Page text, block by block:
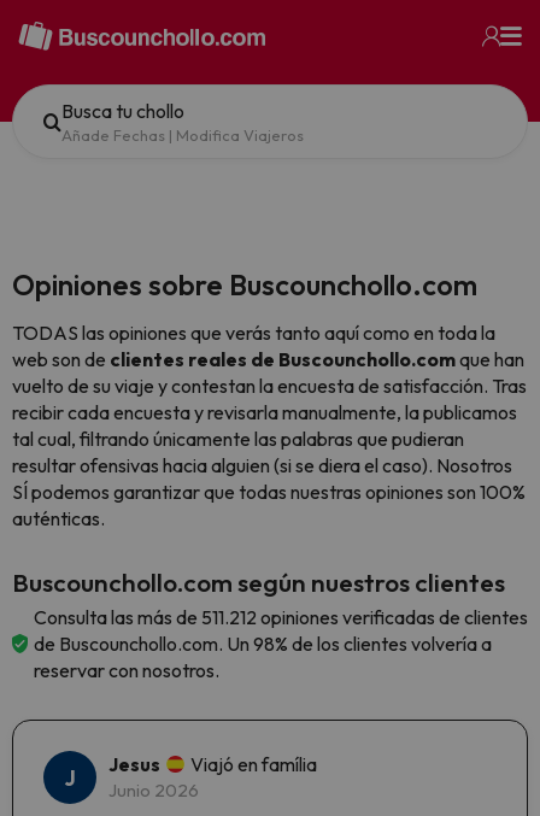
Busca tu chollo
Añade Fechas | Modifica Viajeros
Opiniones sobre Buscounchollo.com
TODAS las opiniones que verás tanto aquí como en toda la
web son de clientes reales de Buscounchollo.comque han
vuelto de su viaje y contestan la encuesta de satisfacción. Tras
recibir cada encuesta y revisarla manualmente, la publicamos
tal cual, filtrando únicamente las palabras que pudieran
resultar ofensivas hacia alguien (si se diera el caso). Nosotros
SÍ podemos garantizar que todas nuestras opiniones son 100%
auténticas.
Buscounchollo.com según nuestros clientes
Consulta las más de 511.212 opiniones verificadas de clientes
de Buscounchollo.com. Un 98% de los clientes volvería a
reservar con nosotros.